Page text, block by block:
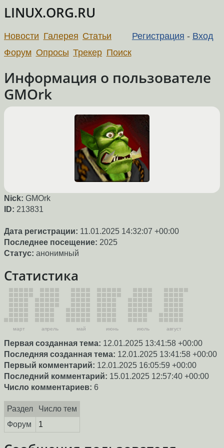
LINUX.ORG.RU
Регистрация - Вход
Новости Галерея Статьи
Форум Опросы Трекер Поиск
Информация о пользователе
GMOrk
Nick: GMOrk
ID: 213831
Дата регистрации: 11.01.2025 14:32:07 +00:00
Последнее посещение: 2025
Статус: анонимный
Статистика
март апрель май июнь июль август
Первая созданная тема: 12.01.2025 13:41:58 +00:00
Последняя созданная тема: 12.01.2025 13:41:58 +00:00
Первый комментарий: 12.01.2025 16:05:59 +00:00
Последний комментарий: 15.01.2025 12:57:40 +00:00
Число комментариев: 6
Раздел
Число тем
Форум
1